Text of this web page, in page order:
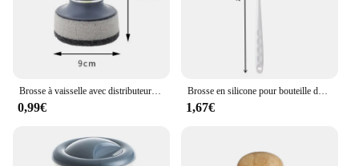
0,99€
Brosse en silicone pour bouteille de lait, nettoyeur d'eau à long manche, tasse en verre, outils de cuisine
1,67€